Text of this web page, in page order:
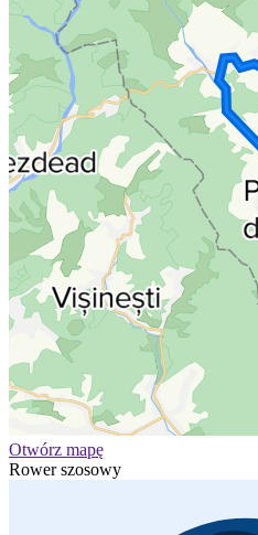
Otwórz mapę
Rower szosowy